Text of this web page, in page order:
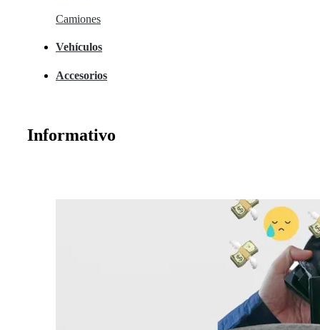
Camiones
Vehículos
Accesorios
Informativo